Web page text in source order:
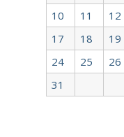
10
11 12
17
18 19
24
25 26
31